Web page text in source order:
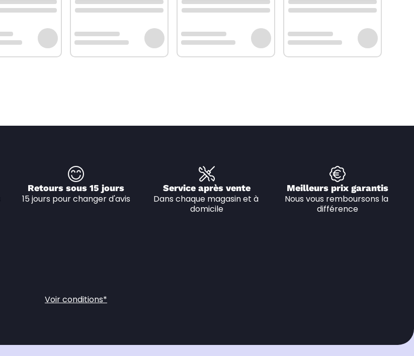
Retours sous 15 jours
15 jours pour changer d'avis
Service après vente
Dans chaque magasin et à
domicile
Meilleurs prix garantis
Nous vous remboursons la
différence
Voir conditions*